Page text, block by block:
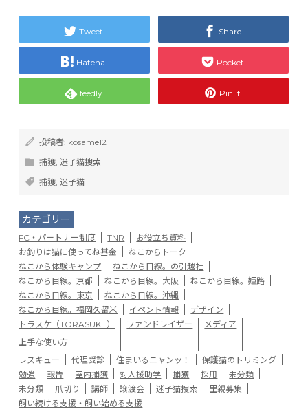
Tweet Share
Hatena Pocket
feedly Pin it
投稿者: kosame12
捕獲,迷子猫捜索
捕獲,迷子猫
カテゴリー
FC・パートナー制度 TNR
お役立ち資料
お釣りは猫に使ってね基金
ねこからトーク
ねこから体験キャンプ
ねこから目線。の引越社
ねこから目線。京都
ねこから目線。大阪
ねこから目線。姫路
ねこから目線。東京
ねこから目線。沖縄
ねこから目線。福岡久留米
イベント情報
デザイン
トラスケ（TORASUKE）
上手な使い方
ファンドレイザー メディア
レスキュー 代理受診 住まいるニャンッ！
保護猫のトリミング
勉強
報告 室内捕獲 対人援助学 捕獲 採用
未分類
未分類
爪切り 講師 譲渡会 迷子猫捜索
里親募集
飼い続ける支援・飼い始める支援